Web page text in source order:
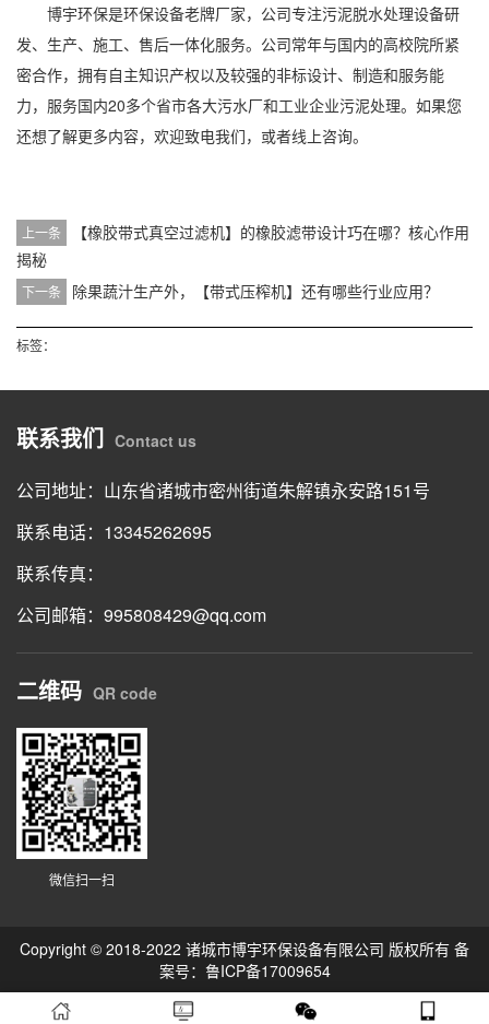
博宇环保是环保设备老牌厂家，公司专注污泥脱水处理设备研
发、生产、施工、售后一体化服务。公司常年与国内的高校院所紧
密合作，拥有自主知识产权以及较强的非标设计、制造和服务能
力，服务国内20多个省市各大污水厂和工业企业污泥处理。如果您
还想了解更多内容，欢迎致电我们，或者线上咨询。
上一条
【橡胶带式真空过滤机】的橡胶滤带设计巧在哪？核心作用
揭秘
下一条 除果蔬汁生产外，【带式压榨机】还有哪些行业应用？
标签：
联系我们 Contact us
公司地址：山东省诸城市密州街道朱解镇永安路151号
联系电话：13345262695
联系传真：
公司邮箱：995808429@qq.com
二维码 QR code
微信扫一扫
Copyright © 2018-2022 诸城市博宇环保设备有限公司 版权所有 备
案号： 鲁ICP备17009654